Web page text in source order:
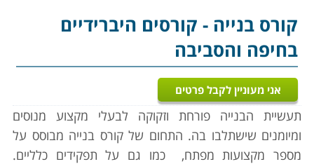
קורס בנייה - קורסים היברידיים
בחיפה והסביבה
אני מעוניין לקבל פרטים
תעשיית הבנייה פורחת וזקוקה לבעלי מקצוע מנוסים
ומיומנים שישתלבו בה. התחום של קורס בנייה מבוסס על
מספר מקצועות מפתח,
כמו גם על תפקידים כלליים.